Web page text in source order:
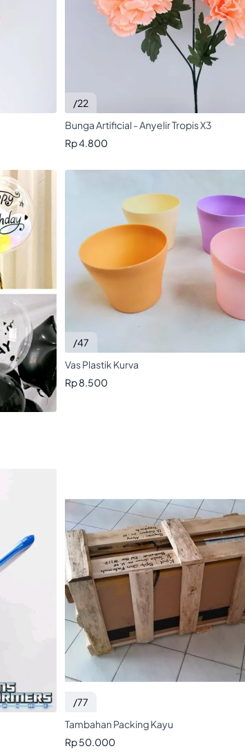
/22
Bunga Artificial - Anyelir Tropis X3
Rp 4.800
/47
Vas Plastik Kurva
Rp 8.500
/77
Tambahan Packing Kayu
Rp 50.000